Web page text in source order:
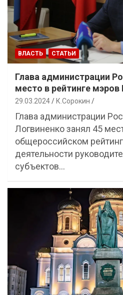
ВЛАСТЬ СТАТЬИ
Глава администрации
место в рейтинге мэров
29.03.2024 К.Сорокин
Глава администрации
Логвиненко занял 45
общероссийском
деятельности
субъектов…